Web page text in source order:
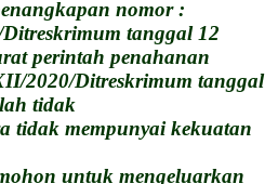
nomor :
tanggal 12
perintah penahanan
2020/Ditreskrimum tanggal
tidak
tidak mempunyai kekuatan
untuk mengeluarkan